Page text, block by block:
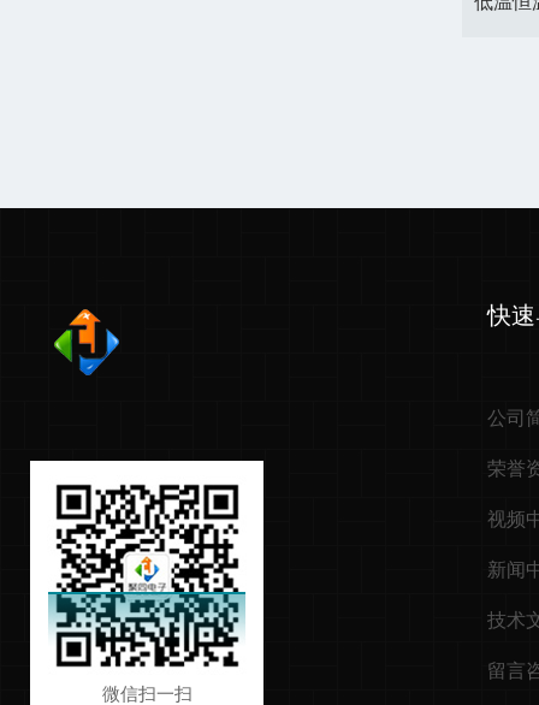
微信扫一扫
快
公司
荣誉
视频
新闻
技术
留言